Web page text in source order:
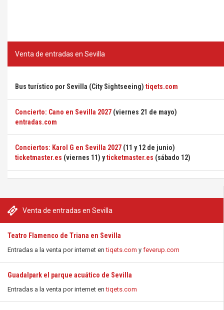
Venta de entradas en Sevilla
Teatro Flamenco de Triana en Sevilla
Entradas a la venta por internet entiqets.com y feverup.com
Guadalpark el parque acuático de Sevilla
Entradas a la venta por internet entiqets.com
Venta de entradas en Sevilla
Bus turístico por Sevilla (City Sightseeing) tiqets.com
Concierto: Cano en Sevilla 2027 (viernes 21 de mayo)
entradas.com
Conciertos: Karol G en Sevilla 2027 (11 y 12 de junio)
ticketmaster.es (viernes 11) yticketmaster.es (sábado 12)